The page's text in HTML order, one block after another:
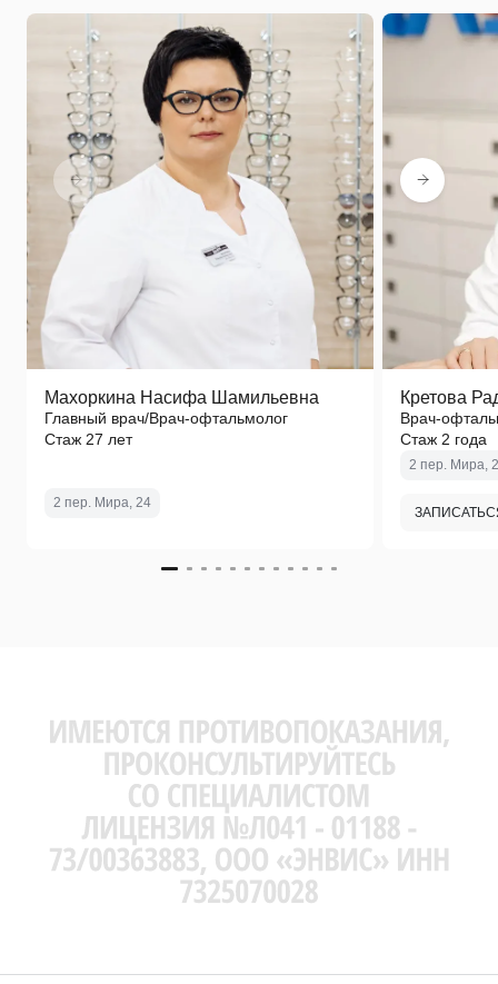
Махоркина Насифа Шамильевна
Главный врач/Врач-офтальмолог
Стаж 27 лет
2 пер. Мира, 24
Кретова
Врач-
Стаж 2 года
2 пер. Мира,